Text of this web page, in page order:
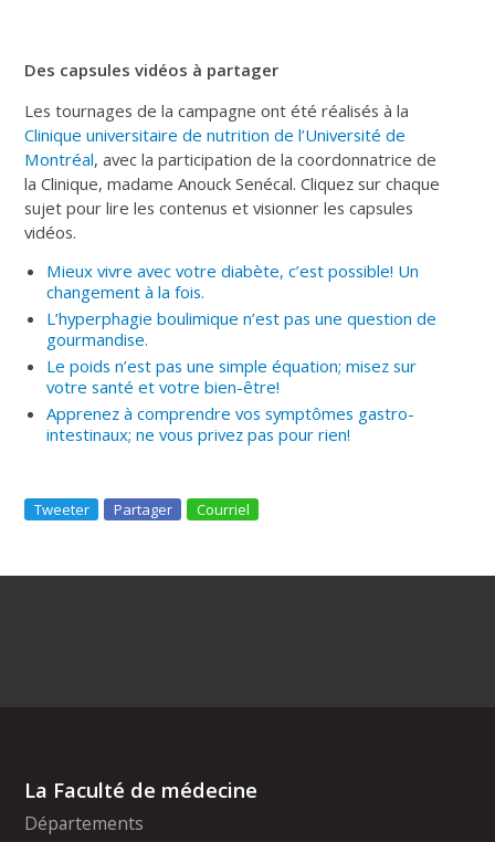
Des capsules vidéos à partager
Les tournages de la campagne ont été réalisés à la
Clinique universitaire de nutrition de l’Université de
Montréal, avec la participation de la coordonnatrice de
la Clinique, madame Anouck Senécal. Cliquez sur chaque
sujet pour lire les contenus et visionner les capsules
vidéos.
Mieux vivre avec votre diabète, c’est possible! Un
changement à la fois.
L’hyperphagie boulimique n’est pas une question de
gourmandise.
Le poids n’est pas une simple équation; misez sur
votre santé et votre bien-être!
Apprenez à comprendre vos symptômes gastro-
intestinaux; ne vous privez pas pour rien!
Tweeter Partager Courriel
La Faculté de médecine
Départements